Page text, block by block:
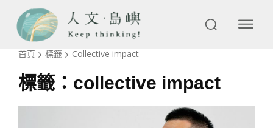
首頁 標籤 Collective impact
標籤： collective impact